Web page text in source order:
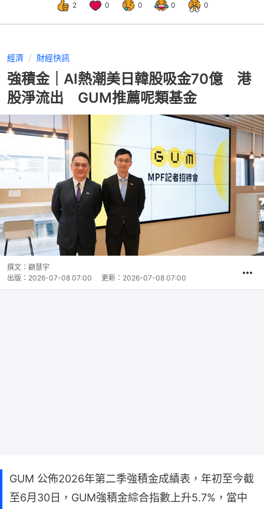
2 0 0 0 0
經濟 財經快訊
強積金｜AI熱潮美日韓股吸金70億 港
股淨流出 GUM推薦呢類基金
撰文： 顧慧宇
出版： 2026-07-08 07:00 更新： 2026-07-08 07:00
GUM 公佈2026年第二季強積金成績表，年初至今截
至6月30日，GUM強積金綜合指數上升5.7%，當中